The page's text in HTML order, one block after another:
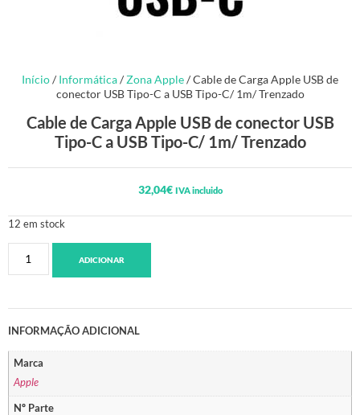
Início/ Informática/Zona Apple/ Cable de Carga Apple USB de
conector USB Tipo-C a USB Tipo-C/ 1m/ Trenzado
Cable de Carga Apple USB de conector USB
Tipo-C a USB Tipo-C/ 1m/ Trenzado
32,04€ IVA incluido
12 em stock
ADICIONAR
INFORMAÇÃO ADICIONAL
Marca
Apple
Nº Parte